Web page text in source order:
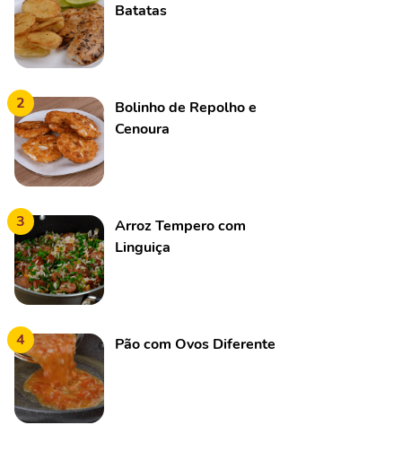
Batatas
2
Bolinho de Repolho e
Cenoura
3
Arroz Tempero com
Linguiça
4 Pão com Ovos Diferente